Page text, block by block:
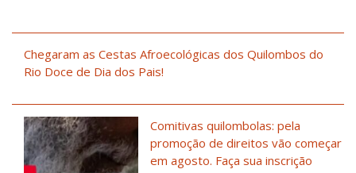
Chegaram as Cestas Afroecológicas dos Quilombos do
Rio Doce de Dia dos Pais!
Comitivas quilombolas: pela
promoção de direitos vão começar
em agosto. Faça sua inscrição